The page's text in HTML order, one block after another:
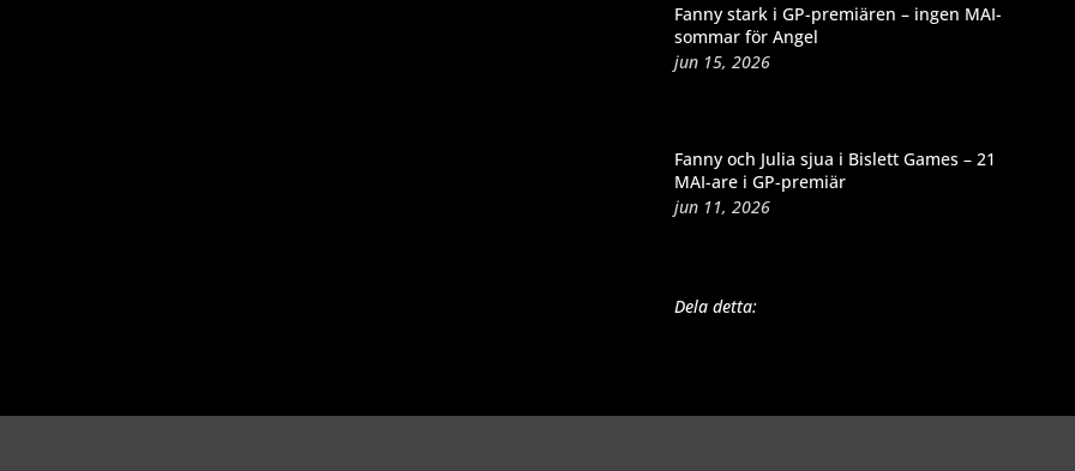
Fanny stark i GP-premiären – ingen MAI-
sommar för Angel
jun 15, 2026
Fanny och Julia sjua i Bislett Games – 21
MAI-are i GP-premiär
jun 11, 2026
Dela detta: